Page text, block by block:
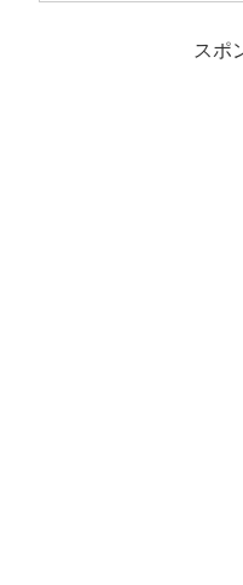
スポ